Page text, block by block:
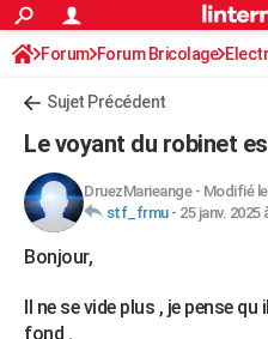
ACTUALITÉS
Politique
Société
Faits Divers
Education
Monde
Villes
+
FINANCE
Retraite
Impôts
Epargne
Immobilier
Risques naturels par ville
Banque
Assurance
Crédit
AUTO
Essais
Réserver un essai
Citadines
Berlines
SUV
Forum auto
+HIGH-TECH
Mobiles
Meilleur smartphone
Internet
Ordinateurs
Jeux vidéo
Guide high-tech
+
Forum Forum Bricolage
Sujet Précédent
Le voyant du robinet
DruezMarieange- Modifié le
stf_frmu- 25 janv. 2025
Bonjour,
Il ne se vide plus , je pense
fond .